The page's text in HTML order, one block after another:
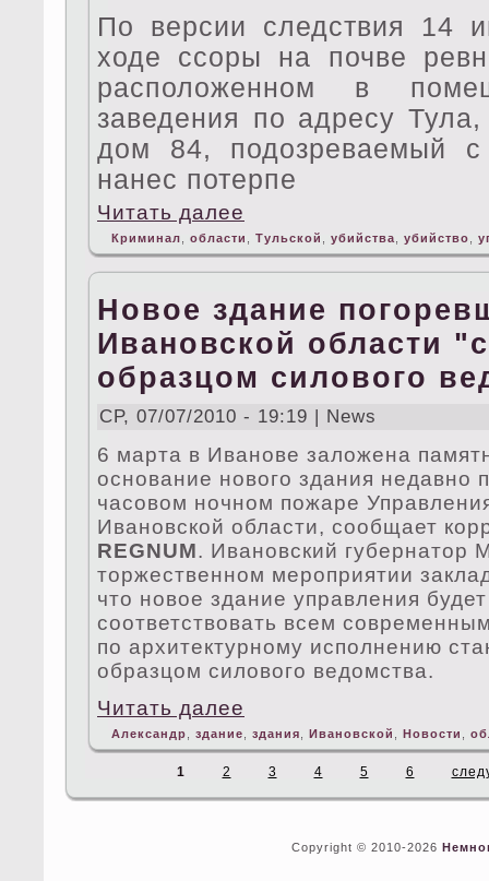
По версии следствия 14
ходе ссоры на почве
расположенном в
заведения по адресу
дoм 84, подoзреваемый с
нанес потерпе
Читать далее
Криминал области Тульской убийства убийство
Новое здание
Ивановской области
образцом силового
СР, 07/07/2010 - 19:19 | News
6 марта в Иванове заложена
основание нового здания недавно
часовом ночном пожаре
Ивановской области, сообщает
REGNUM. Ивановский губернатор
торжественном мероприятии
что новое здание управления
соответствовать вceм
по архитектурному исполнению
образцом силового ведoмства.
Читать далее
Александр здание здания Ивановской Новости
1 2 3 4 5 6
Copyright © 2010-2026